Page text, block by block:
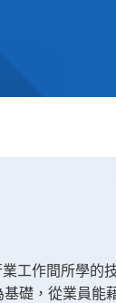
工作間所學的
礎，從業員能